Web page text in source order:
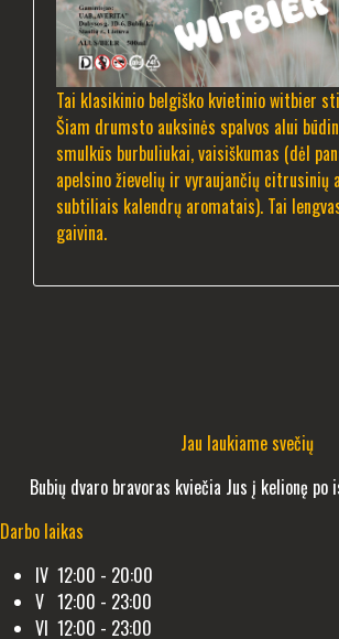
Tai klasikinio belgiško kvietinio witbier
Šiam drumsto auksinės spalvos alui
smulkūs burbuliukai, vaisiškumas (dėl
apelsino žievelių ir vyraujančių citrusinių
subtiliais kalendrų aromatais). Tai
gaivina.
Jau laukiame svečių
Bubių dvaro bravoras kviečia Jus į kelionę
Darbo laikas
IV 12:00 - 20:00
V 12:00 - 23:00
VI 12:00 - 23:00